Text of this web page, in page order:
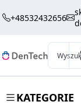
+48532432656
KATEGORIE
KRĄŻKI